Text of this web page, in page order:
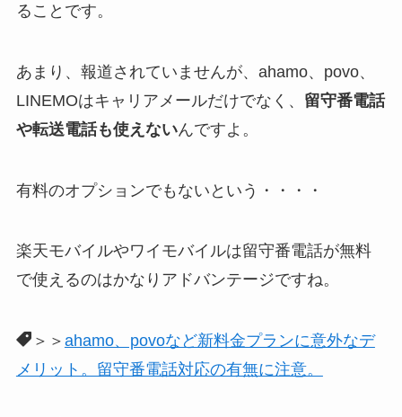
ることです。
あまり、報道されていませんが、ahamo、povo、
LINEMOはキャリアメールだけでなく、 留守番電話
や転送電話も使えないんですよ。
有料のオプションでもないという・・・・
楽天モバイルやワイモバイルは留守番電話が無料
で使えるのはかなりアドバンテージですね。
＞＞ ahamo、povoなど新料金プランに意外なデ
メリット。留守番電話対応の有無に注意。